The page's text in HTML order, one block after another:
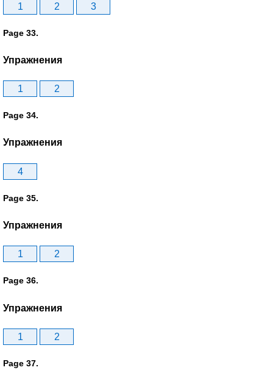
1 2 3
Page 33.
Упражнения
1 2
Page 34.
Упражнения
4
Page 35.
Упражнения
1 2
Page 36.
Упражнения
1 2
Page 37.